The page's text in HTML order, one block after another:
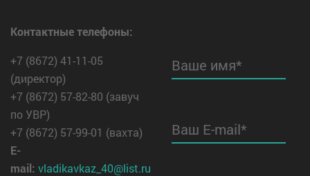
Контактные телефоны:
+7 (8672) 41-11-05
(директор)
+7 (8672) 57-82-80 (завуч
по УВР)
+7 (8672) 57-99-01 (вахта)
E-
mail: vladikavkaz_40@list.ru
Ваше имя*
Ваш E-mail*